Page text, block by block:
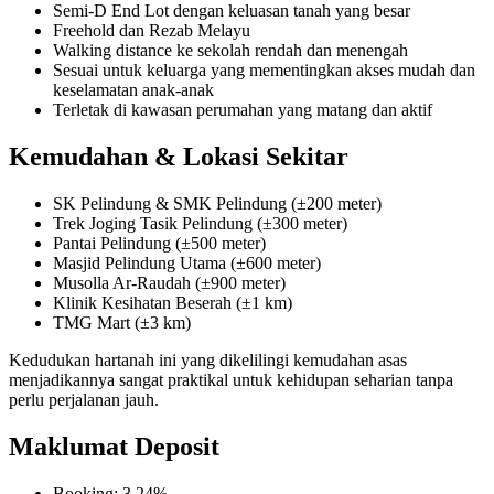
Semi-D End Lot dengan keluasan tanah yang besar
Freehold dan Rezab Melayu
Walking distance ke sekolah rendah dan menengah
Sesuai untuk keluarga yang mementingkan akses mudah dan
keselamatan anak-anak
Terletak di kawasan perumahan yang matang dan aktif
Kemudahan & Lokasi Sekitar
SK Pelindung & SMK Pelindung (±200 meter)
Trek Joging Tasik Pelindung (±300 meter)
Pantai Pelindung (±500 meter)
Masjid Pelindung Utama (±600 meter)
Musolla Ar-Raudah (±900 meter)
Klinik Kesihatan Beserah (±1 km)
TMG Mart (±3 km)
Kedudukan hartanah ini yang dikelilingi kemudahan asas
menjadikannya sangat praktikal untuk kehidupan seharian tanpa
perlu perjalanan jauh.
Maklumat Deposit